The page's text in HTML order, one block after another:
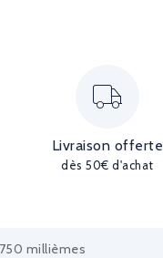
Livraison offerte
dès 50€ d'achat
millièmes